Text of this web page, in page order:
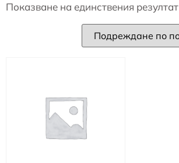
Показване на единствения резултат